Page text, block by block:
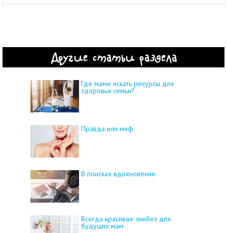
Другие статьи раздела
Где маме искать ресурсы для
здоровья семьи?
Правда или миф
В поисках вдохновения
Всегда красивая: ликбез для
будущих мам